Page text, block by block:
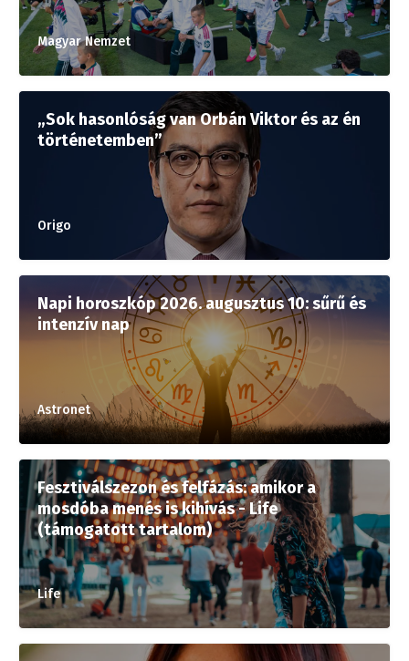
Magyar Nemzet
„Sok hasonlóság van Orbán Viktor és az én
történetemben”
Origo
Napi horoszkóp 2026. augusztus 10: sűrű és
intenzív nap
Astronet
Fesztiválszezon és felfázás: amikor a
mosdóba menés is kihívás - Life
(támogatott tartalom)
Life